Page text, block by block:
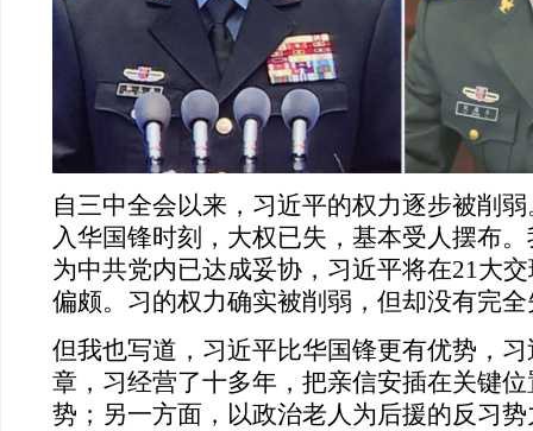
自三中全会以来，习近平的权力逐步被削
入华国锋时刻，大权已失，基本受人摆布
为中共党内已达成妥协，习近平将在21大
偏颇。习的权力确实被削弱，但却没有完
但我也写道，习近平比华国锋更有优势，
章，习经营了十多年，把亲信安插在关键
势；另一方面，以政治老人为后援的反习